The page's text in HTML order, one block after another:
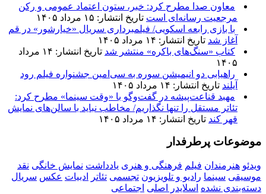
معاون صدا مطرح کرد: خبر، ستون اعتماد عمومی و رکن
مرجعیت رسانه‌ای است تاریخ انتشار: ۱۵ مرداد ۱۴۰۵
با بازی رابعه اسکویی/ فیلمبرداری سریال «خیارشور» در قم
آغاز شد تاریخ انتشار: ۱۴ مرداد ۱۴۰۵
کتاب «سنگ‌های باکره» منتشر شد
تاریخ انتشار: ۱۴ مرداد
۱۴۰۵
راهیابی دو انیمیشن سوره به سی‌امین جشنواره فیلم رود
آیلند تاریخ انتشار: ۱۴ مرداد ۱۴۰۵
مهبد قناعت‌پیشه در گفت‌وگو با «وقت سینما» مطرح کرد:
تئاتر مستقل را تنها نگذاریم/ مخاطب نباید با سالن‌های نمایش
قهر کند تاریخ انتشار: ۱۴ مرداد ۱۴۰۵
موضوعات پرطرفدار
ویدئو هنرمندان فیلم فرهنگی و هنری یادداشت نمایش خانگی نقد
موسیقی سینما رادیو و تلویزیون تجسمی تئاتر ادبیات عکس سریال
دسته‌بندی نشده اسلایدر اصلی اجتماعی